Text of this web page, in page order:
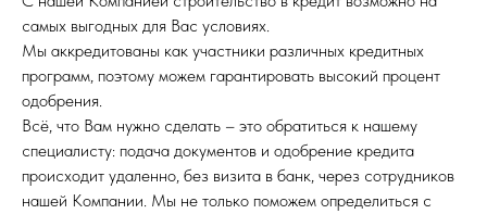
самых выгодных для Вас условиях.
Мы аккредитованы как участники различных кредитных
программ, поэтому можем гарантировать высокий процент
одобрения.
Всё, что Вам нужно сделать – это обратиться к нашему
специалисту: подача документов и одобрение кредита
происходит удаленно, без визита в банк, через сотрудников
нашей Компании. Мы не только поможем определиться с